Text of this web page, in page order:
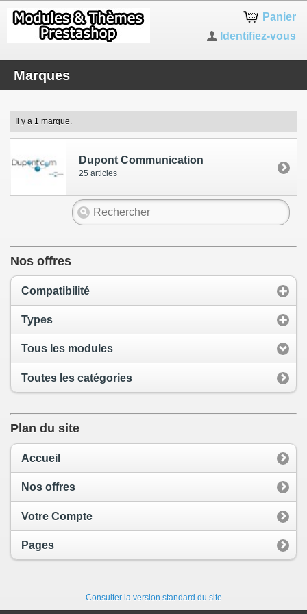
Panier
Identifiez-vous
Marques
Il y a 1 marque.
Dupont Communication
25 articles
Nos offres
Compatibilité
Types
Tous les modules
Toutes les catégories
Plan du site
Accueil
Nos offres
Votre Compte
Pages
Consulter la version standard du site